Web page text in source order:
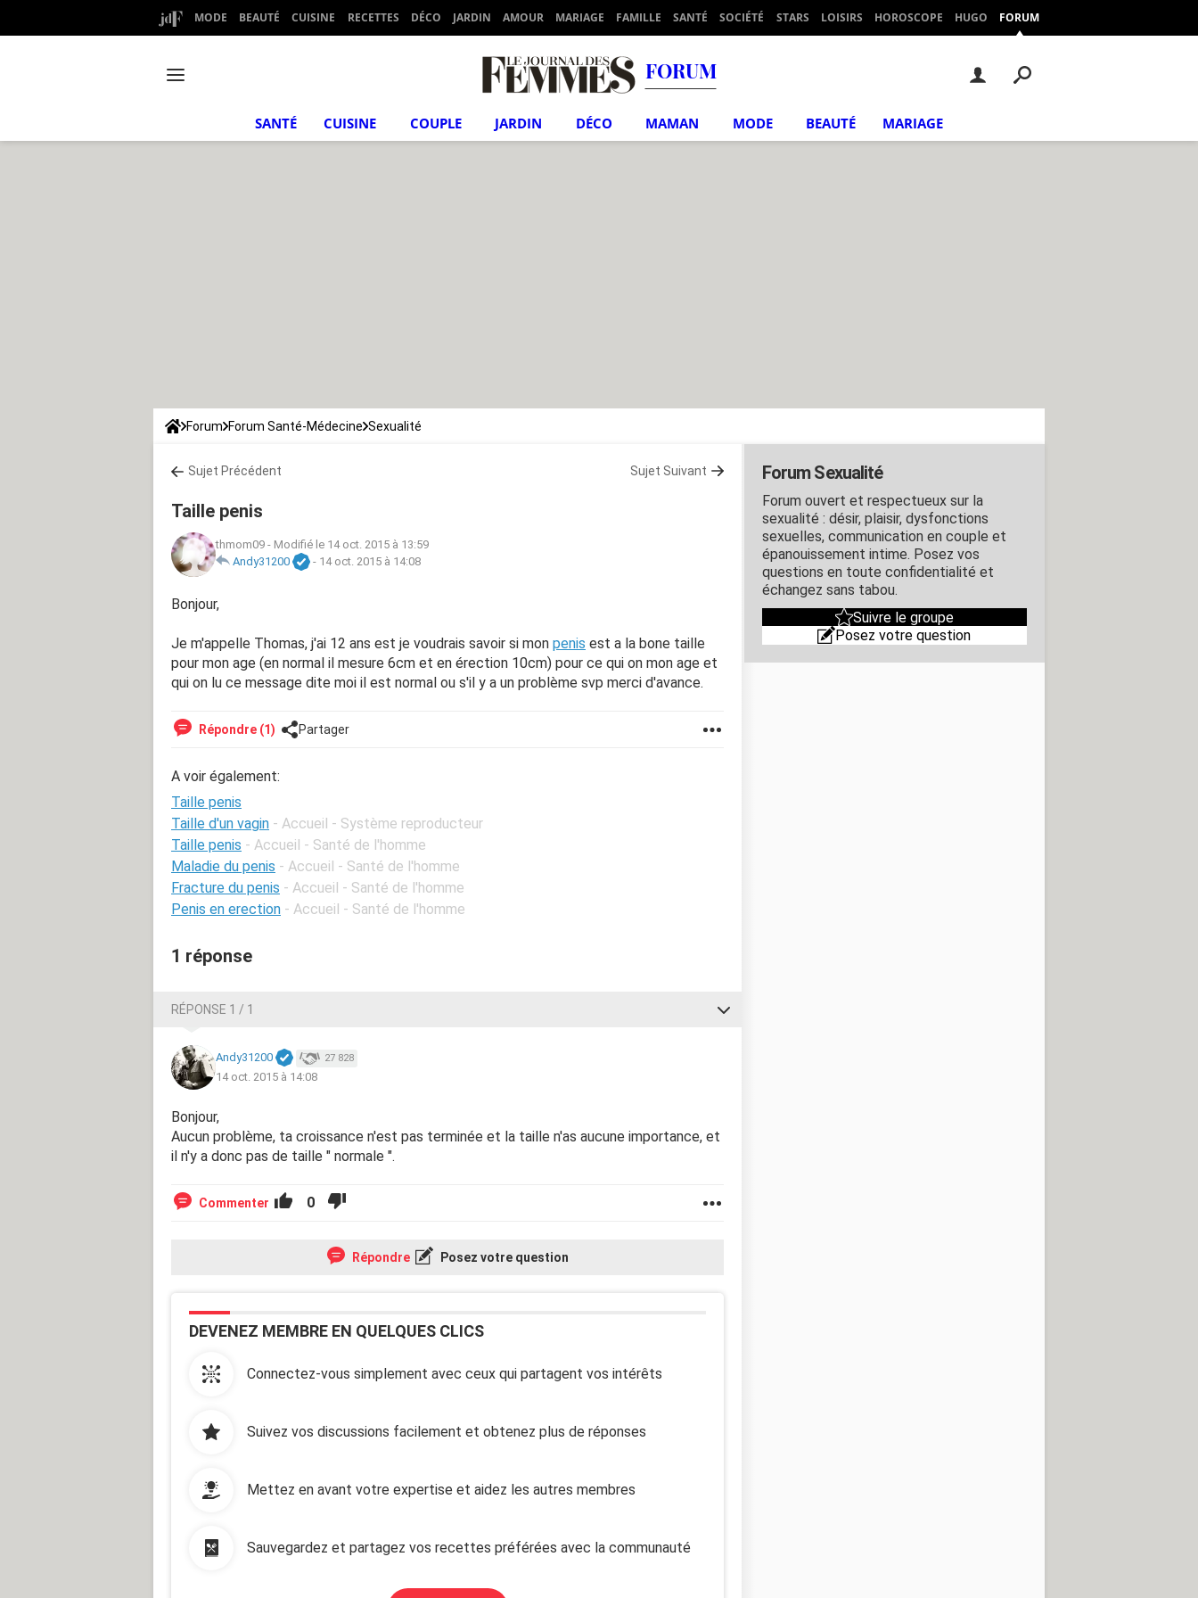
MODE BEAUTÉ CUISINE RECETTES DÉCO JARDIN AMOUR MARIAGE FAMILLE SANTÉ SOCIÉTÉ STARS LOISIRS HOROSCOPE HUGO FORUM
FORUM
SANTÉ CUISINE COUPLE JARDIN DÉCO MAMAN MODE BEAUTÉ MARIAGE
Forum Forum Santé-Médecine Sexualité
Sujet Précédent Sujet Suivant
Taille penis
thmom09 - Modifié le 14 oct. 2015 à 13:59
Andy31200
- 14 oct. 2015 à 14:08
Bonjour,
Je m'appelle Thomas, j'ai 12 ans est je voudrais savoir si mon penis est a la bone taille
pour mon age (en normal il mesure 6cm et en érection 10cm) pour ce qui on mon age et
qui on lu ce message dite moi il est normal ou s'il y a un problème svp merci d'avance.
Répondre (1) Partager
A voir également:
Taille penis
Taille d'un vagin - Accueil - Système reproducteur
Taille penis - Accueil - Santé de l'homme
Maladie du penis - Accueil - Santé de l'homme
Fracture du penis - Accueil - Santé de l'homme
Penis en erection - Accueil - Santé de l'homme
1 réponse
RÉPONSE 1 / 1
Andy31200 27 828
14 oct. 2015 à 14:08
Bonjour,
Aucun problème, ta croissance n'est pas terminée et la taille n'as aucune importance, et
il n'y a donc pas de taille " normale ".
Commenter 0
Répondre Posez votre question
DEVENEZ MEMBRE EN QUELQUES CLICS
Connectez-vous simplement avec ceux qui partagent vos intérêts
Suivez vos discussions facilement et obtenez plus de réponses
Mettez en avant votre expertise et aidez les autres membres
Sauvegardez et partagez vos recettes préférées avec la communauté
Forum Sexualité
Forum ouvert et respectueux sur la
sexualité : désir, plaisir, dysfonctions
sexuelles, communication en couple et
épanouissement intime. Posez vos
questions en toute confidentialité et
échangez sans tabou.
Suivre le groupe
Posez votre question